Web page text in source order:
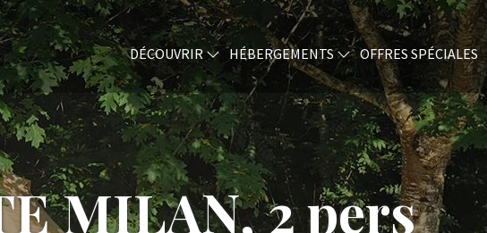
DÉCOUVRIR HÉBERGEMENTS OFFRES SPÉCIALES
MILAN, 2 pers